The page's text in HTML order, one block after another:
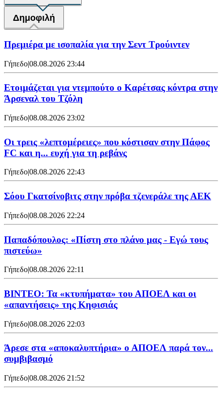
Δημοφιλή
Πρεμιέρα με ισοπαλία για την Σεντ Τρούιντεν
Γήπεδο|08.08.2026 23:44
Ετοιμάζεται για ντεμπούτο ο Καρέτσας κόντρα στην
Άρσεναλ του Τζόλη
Γήπεδο|08.08.2026 23:02
Οι τρεις «λεπτομέρειες» που κόστισαν στην Πάφος
FC και η... ευχή για τη ρεβάνς
Γήπεδο|08.08.2026 22:43
Σόου Γκατσίνοβιτς στην πρόβα τζενεράλε της ΑΕΚ
Γήπεδο|08.08.2026 22:24
Παπαδόπουλος: «Πίστη στο πλάνο μας - Εγώ τους
πιστεύω»
Γήπεδο|08.08.2026 22:11
ΒΙΝΤΕΟ: Τα «κτυπήματα» του ΑΠΟΕΛ και οι
«απαντήσεις» της Κηφισιάς
Γήπεδο|08.08.2026 22:03
Άρεσε στα «αποκαλυπτήρια» ο ΑΠΟΕΛ παρά τον...
συμβιβασμό
Γήπεδο|08.08.2026 21:52